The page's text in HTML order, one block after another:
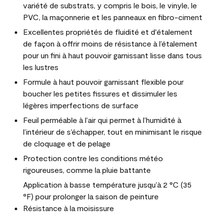
variété de substrats, y compris le bois, le vinyle, le
PVC, la maçonnerie et les panneaux en fibro-ciment
Excellentes propriétés de fluidité et d'étalement
de façon à offrir moins de résistance à l’étalement
pour un fini à haut pouvoir garnissant lisse dans tous
les lustres
Formule à haut pouvoir garnissant flexible pour
boucher les petites fissures et dissimuler les
légères imperfections de surface
Feuil perméable à l’air qui permet à l’humidité à
l’intérieur de s’échapper, tout en minimisant le risque
de cloquage et de pelage
Protection contre les conditions météo
rigoureuses, comme la pluie battante
Application à basse température jusqu’à 2 °C (35
°F) pour prolonger la saison de peinture
Résistance à la moisissure